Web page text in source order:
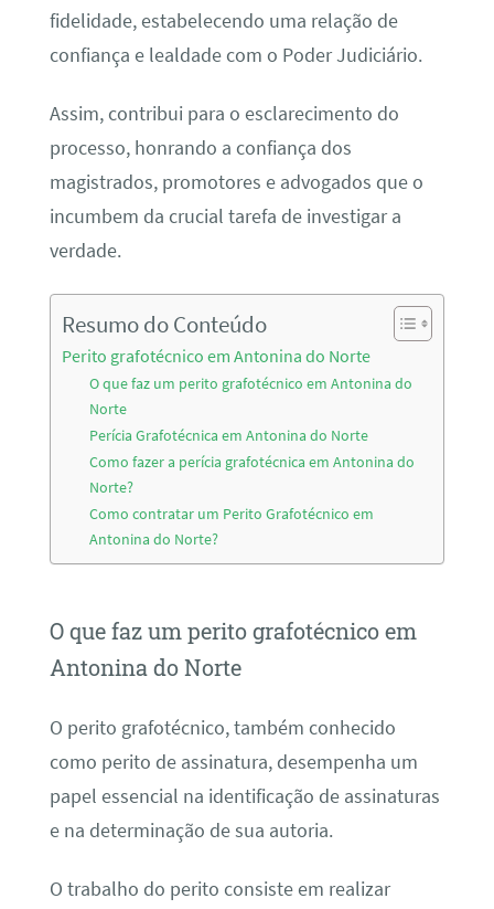
fidelidade, estabelecendo uma relação de
confiança e lealdade com o Poder Judiciário.
Assim, contribui para o esclarecimento do
processo, honrando a confiança dos
magistrados, promotores e advogados que o
incumbem da crucial tarefa de investigar a
verdade.
Resumo do Conteúdo
Perito grafotécnico em Antonina do Norte
O que faz um perito grafotécnico em Antonina do
Norte
Perícia Grafotécnica em Antonina do Norte
Como fazer a perícia grafotécnica em Antonina do
Norte?
Como contratar um Perito Grafotécnico em
Antonina do Norte?
O que faz um perito grafotécnico em
Antonina do Norte
O perito grafotécnico, também conhecido
como perito de assinatura, desempenha um
papel essencial na identificação de assinaturas
e na determinação de sua autoria.
O trabalho do perito consiste em realizar